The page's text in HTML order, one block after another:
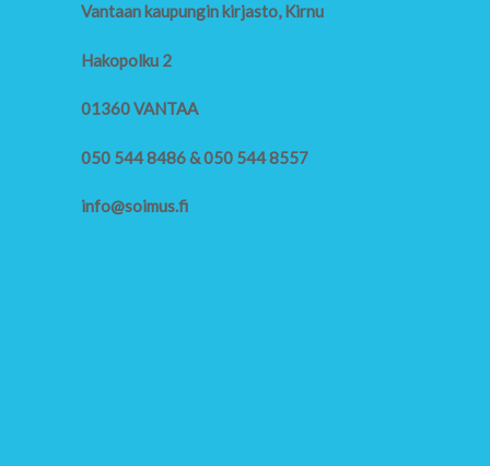
Vantaan kaupungin kirjasto, Kirnu
Hakopolku 2
01360 VANTAA
050 544 8486 & 050 544 8557
info@soimus.fi